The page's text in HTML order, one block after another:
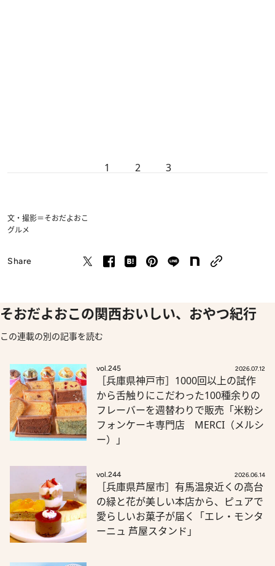
1 2 3
文・撮影＝そおだよおこ
グルメ
Share
そおだよおこの関西おいしい、おやつ紀行
この連載の別の記事を読む
vol.245 2026.07.12
［兵庫県神戸市］1000回以上の試作
から舌触りにこだわった100種余りの
フレーバーを週替わりで販売「米粉シ
フォンケーキ専門店 MERCI（メルシ
ー）」
vol.244 2026.06.14
［兵庫県芦屋市］有馬温泉近くの高台
の緑と花が美しい本店から、ピュアで
愛らしいお菓子が届く「エレ・モンタ
ーニュ 芦屋スタンド」